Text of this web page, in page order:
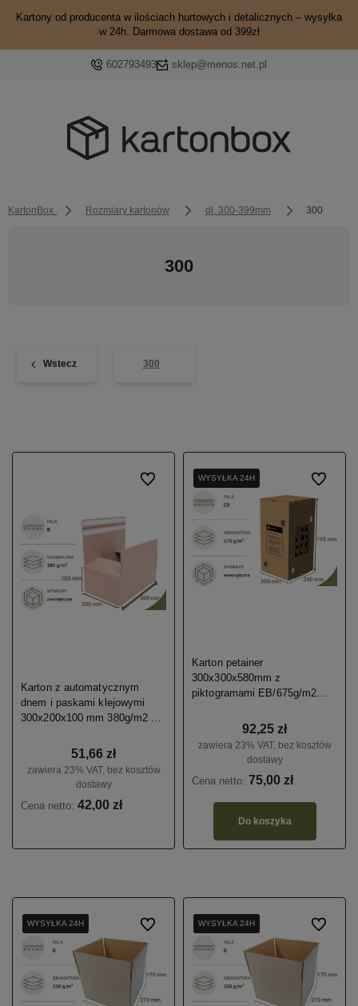
Kartony od producenta w ilościach hurtowych i detalicznych – wysyłka
w 24h. Darmowa dostawa od 399zł
602793493 sklep@menos.net.pl
KartonBox Rozmiary kartonów dł. 300-399mm 300
300
Wstecz 300
Karton z automatycznym
dnem i paskami klejowymi
300x200x100 mm 380g/m2 20
51,66 zł
zawiera 23% VAT, bez kosztów
dostawy
Cena netto: 42,00 zł
Do ulubionychWYSYŁKA 24H
WYSYŁKA 24H
Karton petainer
300x300x580mm z
piktogramami EB/675g/m2
92,25 zł
zawiera 23% VAT, bez kosztów
dostawy
Cena netto: 75,00 zł
Do koszyka
Do
WYSYŁKA 24H
WYSYŁKA 24H
WYSYŁKA 24H Do ulubionychWYSYŁKA 24H
WYSYŁKA 24H
WYSYŁKA 24H Do